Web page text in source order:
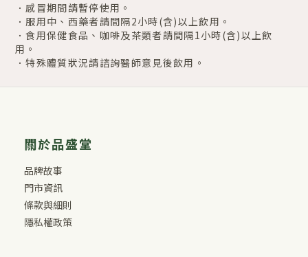
．感冒期間請暫停使用。
．服用中、西藥者請間隔2小時(含)以上飲用。
．食用保健食品、咖啡及茶類者請間隔1小時(含)以上飲
用。
．特殊體質狀況請諮詢醫師意見後飲用。
關於品盛堂
品牌故事
門市資訊
條款與細則
隱私權政策